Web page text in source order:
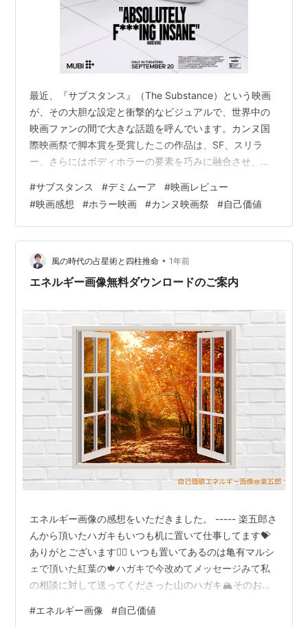
最近、『サブスタンス』（The Substance）という映画
が、その大胆な設定と衝撃的なビジュアルで、世界中の
映画ファンの間で大きな話題を呼んでいます。カンヌ国
際映画祭で脚本賞を受賞したこの作品は、SF、スリラ
ー、さらにはボディホラーの要素を巧みに融合させ、観
つ若さ、美しさ、そして女性の価値に対する病的なまで
のこだわりを鋭くえぐり出しています。 伝統的な意味で
の大作映画ではないかもしれませんが、その深いテーマ
と強烈な表現力は、間違いなく今年見逃せない優れた作
品と言えるでしょう。この記事では、この作品を深く掘
り下げ、華やかな見た目の下に隠された…
#サブスタンス #デミムーア #映画レビュー
#映画感想 #ホラー映画 #カンヌ映画祭 #自己価値
風の時代の占星術と四柱推命 • 1年前
エネルギー画像無料ダウンロードのご案内
エネルギー画像の感想をいただきました。 ----- 楽五郎さ
んから頂いたハガキもいつも机に置いて仕事してます💝
ありがとございます🙇‍♀️ いつも置いてあるのは亀有マルシ
ェで頂いた紅葉の🍁ハガキで今改めてメッセージみて私
の相談に対して送ってくださった山のハガキ🏔️そのお陰
-- こちらこそ，いつもお使いいただいてありがとうござ
#エネルギー画像 #自己価値